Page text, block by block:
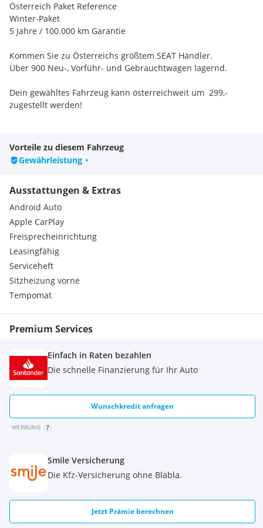
Österreich Paket Reference
Winter-Paket
5 Jahre / 100.000 km Garantie
Kommen Sie zu Österreichs größtem SEAT Händler.
Über 900 Neu-, Vorführ- und Gebrauchtwagen lagernd.
Dein gewähltes Fahrzeug kann österreichweit um  299,-
zugestellt werden!
Reserverad in Fahrbereifung
Beifahrersitz höhenverstellbar
Climatronic
Vorteile zu diesem Fahrzeug
Gewährleistung
Ausstattungen & Extras
Android Auto
Apple CarPlay
Freisprecheinrichtung
Leasingfähig
Serviceheft
Sitzheizung vorne
Tempomat
Premium Services
Einfach in Raten bezahlen
Die schnelle Finanzierung für Ihr Auto
Wunschkredit anfragen
WERBUNG
Smile Versicherung
Die Kfz-Versicherung ohne Blabla.
Jetzt Prämie berechnen